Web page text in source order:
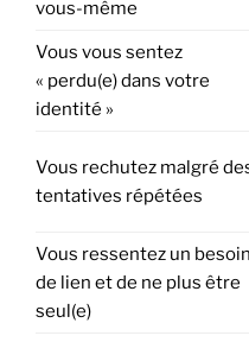
vous-même
Vous vous sentez
« perdu(e) dans votre
identité »
Vous rechutez malgré
tentatives répétées
Vous ressentez un besoin
de lien et de ne plus être
seul(e)